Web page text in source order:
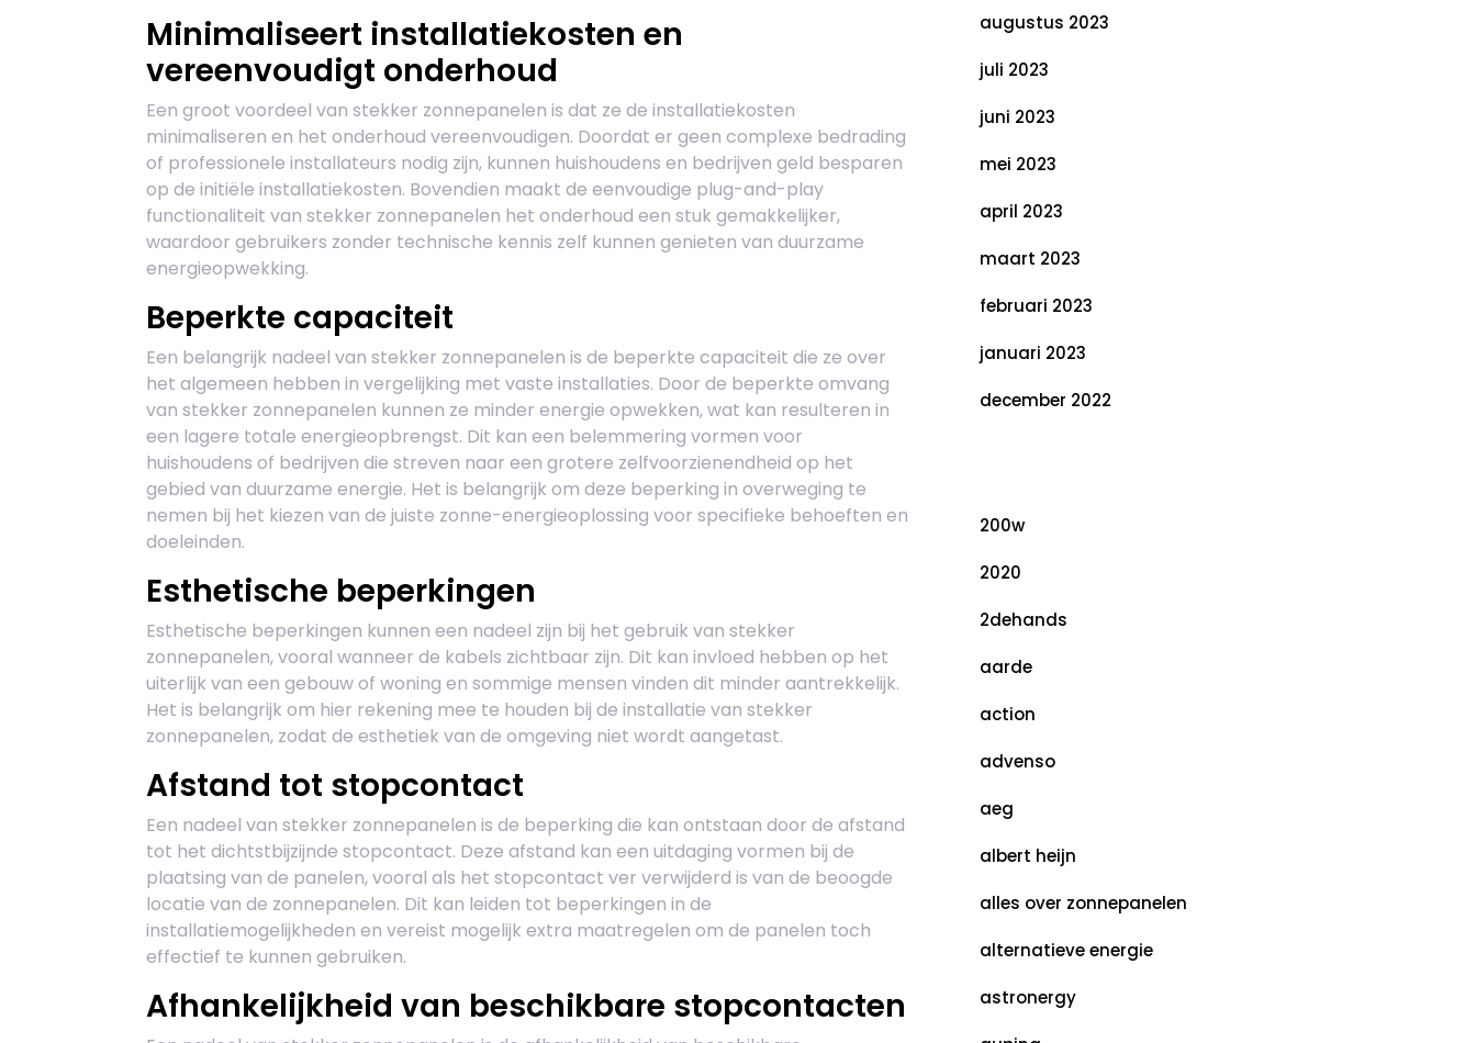
Minimaliseert installatiekosten en
vereenvoudigt onderhoud
Een groot voordeel van stekker zonnepanelen is dat ze de installatiekosten
minimaliseren en het onderhoud vereenvoudigen. Doordat er geen complexe bedrading
of professionele installateurs nodig zijn, kunnen huishoudens en bedrijven geld besparen
op de initiële installatiekosten. Bovendien maakt de eenvoudige plug-and-play
functionaliteit van stekker zonnepanelen het onderhoud een stuk gemakkelijker,
waardoor gebruikers zonder technische kennis zelf kunnen genieten van duurzame
energieopwekking.
Beperkte capaciteit
Een belangrijk nadeel van stekker zonnepanelen is de beperkte capaciteit die ze over
het algemeen hebben in vergelijking met vaste installaties. Door de beperkte omvang
van stekker zonnepanelen kunnen ze minder energie opwekken, wat kan resulteren in
een lagere totale energieopbrengst. Dit kan een belemmering vormen voor
huishoudens of bedrijven die streven naar een grotere zelfvoorzienendheid op het
gebied van duurzame energie. Het is belangrijk om deze beperking in overweging te
nemen bij het kiezen van de juiste zonne-energieoplossing voor specifieke behoeften en
doeleinden.
Esthetische beperkingen
Esthetische beperkingen kunnen een nadeel zijn bij het gebruik van stekker
zonnepanelen, vooral wanneer de kabels zichtbaar zijn. Dit kan invloed hebben op het
uiterlijk van een gebouw of woning en sommige mensen vinden dit minder aantrekkelijk.
Het is belangrijk om hier rekening mee te houden bij de installatie van stekker
zonnepanelen, zodat de esthetiek van de omgeving niet wordt aangetast.
Afstand tot stopcontact
Een nadeel van stekker zonnepanelen is de beperking die kan ontstaan door de afstand
tot het dichtstbijzijnde stopcontact. Deze afstand kan een uitdaging vormen bij de
plaatsing van de panelen, vooral als het stopcontact ver verwijderd is van de beoogde
locatie van de zonnepanelen. Dit kan leiden tot beperkingen in de
installatiemogelijkheden en vereist mogelijk extra maatregelen om de panelen toch
effectief te kunnen gebruiken.
Afhankelijkheid van beschikbare stopcontacten
augustus 2023
juli 2023
juni 2023
mei 2023
april 2023
maart 2023
februari 2023
januari 2023
december 2022
200w
2020
2dehands
aarde
action
advenso
aeg
albert heijn
alles over zonnepanelen
alternatieve energie
astronergy